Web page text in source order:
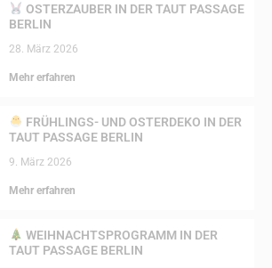
OSTERZAUBER IN DER TAUT PASSAGE
BERLIN
28. März 2026
Mehr erfahren
FRÜHLINGS- UND OSTERDEKO IN DER
TAUT PASSAGE BERLIN
9. März 2026
Mehr erfahren
WEIHNACHTSPROGRAMM IN DER
TAUT PASSAGE BERLIN